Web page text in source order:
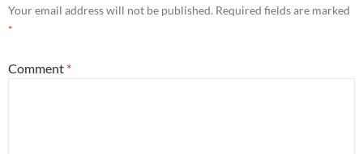
Your email address will not be published. Required fields are marked
*
Comment *